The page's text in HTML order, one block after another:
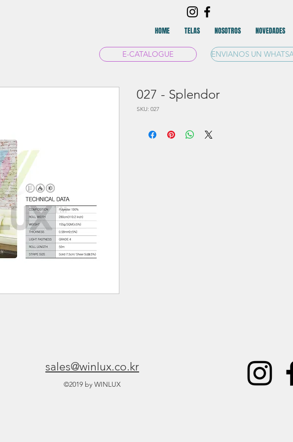
HOME TELAS NOSOTROS NOVEDADES
E-CATALOGUE ENVIANOS UN
027 - Splendor
SKU: 027
sales@winlux.co.kr
©2019 by WINLUX